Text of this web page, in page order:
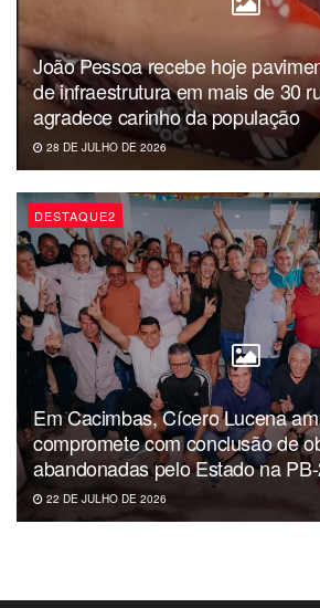
João Pessoa recebe hoje
de infraestrutura em mais de 30
agradece carinho da população
28 DE JULHO DE 2026
DESTAQUE2
Em Cacimbas, Cícero Lucena
compromete com conclusão de
abandonadas pelo Estado na
22 DE JULHO DE 2026